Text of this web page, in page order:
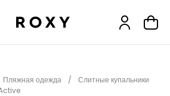
Пляжная одежда
Слитные купальники